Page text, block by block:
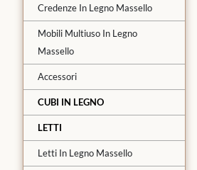
Credenze In Legno Massello
Mobili Multiuso In Legno
Massello
Accessori
CUBI IN LEGNO
LETTI
Letti In Legno Massello